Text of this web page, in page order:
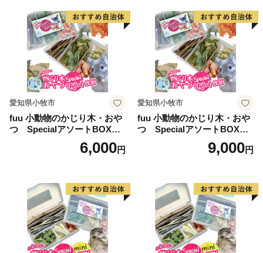
愛知県小牧市
fuu 小動物のかじり木・おや
つ SpecialアソートBOX（1
6,000円
愛知県小牧市
fuu 小動物のかじり木・おや
つ SpecialアソートBOX（2
9,000円